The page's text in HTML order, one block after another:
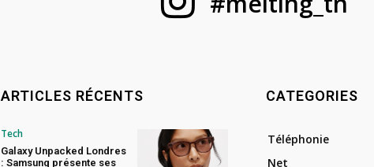
ARTICLES RÉCENTS
Tech
Galaxy Unpacked Londres
: Samsung présente ses
CATEGORIES
Téléphonie
Net